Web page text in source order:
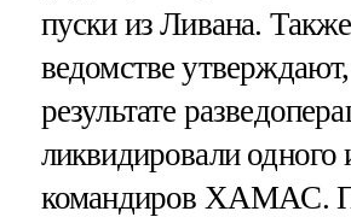
пуски из Ливана.
ведомстве
результате
ликвидировали одного
командиров ХАМАС.